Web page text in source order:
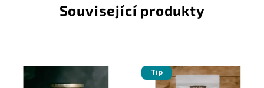
Související produkty
Tip